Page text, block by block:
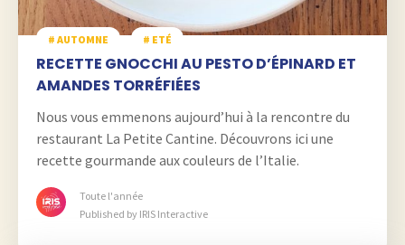
# AUTOMNE # ETÉ
RECETTE GNOCCHI AU PESTO D’ÉPINARD ET
AMANDES TORRÉFIÉES
Nous vous emmenons aujourd’hui à la rencontre du
restaurant La Petite Cantine. Découvrons ici une
recette gourmande aux couleurs de l’Italie.
Toute l'année
Published by IRIS Interactive